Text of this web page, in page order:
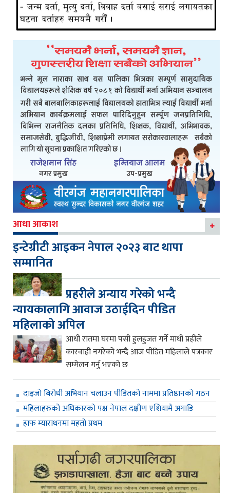
आधा आकाश
इन्टेग्रीटी आइकन नेपाल २०२३ बाट थापा
सम्मानित
प्रहरीले अन्याय गरेको भन्दै
न्यायकालागि आवाज उठाईदिन पीडित
महिलाको अपिल
आधी रातमा घरमा पसी हुलहुजत गर्ने माथी प्रहीले
कारवाही नगरेको भन्दै आज पीडित महिलाले पत्रकार
सम्मेलन गर्नु भएको छ
दाइजो बिरोधी अभियान चलाउन पीडितको नाममा प्रतिष्ठानको गठन
महिलाहरुको अधिकारको पक्ष नेपाल दक्षीण एशियामै अगाडि
हाफ म्याराथनमा महतो प्रथम